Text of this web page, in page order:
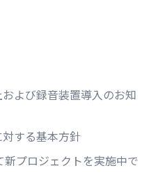
よび録音装置導入のお知
する基本方針
新プロジェクトを実施中で